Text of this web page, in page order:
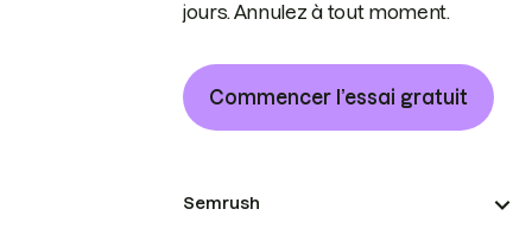
jours. Annulez à tout moment.
Commencer l’essai gratuit
Semrush